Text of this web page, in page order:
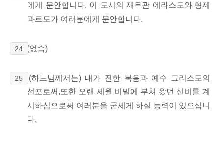
에게 문안합니다. 이 도시의 재무관 에라스도와 형제
과르도가 여러분에게 문안합니다.
24 (없슴)
25
[(하느님께서는) 내가 전한 복음과 예수 그리스도의
선포로써,또한 오랜 세월 비밀에 부쳐 왔던 신비를 계
시하심으로써 여러분을 굳세게 하실 능력이 있으십니
다.